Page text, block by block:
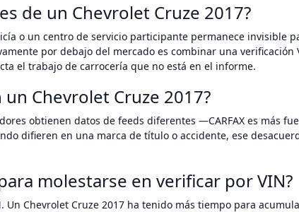
de un Chevrolet Cruze 2017?
o un centro de servicio participante permanece invisible
por debajo del mercado es combinar una verificación
el trabajo de carrocería que no está en el informe.
Chevrolet Cruze 2017?
obtienen datos de feeds diferentes —CARFAX es más
difieren en una marca de título o accidente, ese
molestarse en verificar por VIN?
Chevrolet Cruze 2017 ha tenido más tiempo para